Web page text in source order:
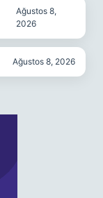
Ağustos 8,
2026
Ağustos 8, 2026